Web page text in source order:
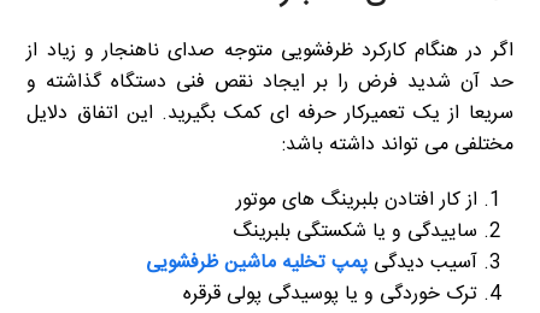
اگر در هنگام کارکرد ظرفشویی متوجه صدای ناهنجار و زیاد از
حد آن شدید فرض را بر ایجاد نقص فنی دستگاه گذاشته و
سریعا از یک تعمیرکار حرفه ای کمک بگیرید. این اتفاق دلایل
مختلفی می تواند داشته باشد:
از کار افتادن بلبرینگ های موتور
ساییدگی و یا شکستگی بلبرینگ
آسیب دیدگیپمپ تخلیه ماشین ظرفشویی
ترک خوردگی و یا پوسیدگی پولی قرقره